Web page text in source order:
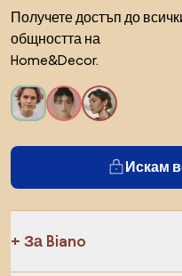
Получете достъп до
общността на
Home&Decor.
Искам
За Biano